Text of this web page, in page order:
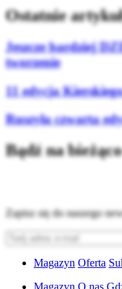
Ostatnie
Jeszcze bardziej
tworzenie
11 edycja
Ruszyła czwarta
Bądź na bieżąco
Zapisz się do naszego
Magazyn Oferta
Magazyn O nas